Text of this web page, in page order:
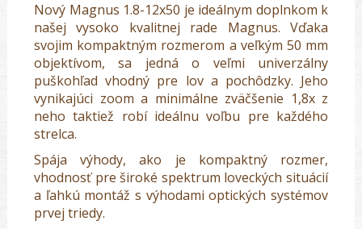
Nový Magnus 1.8-12x50 je ideálnym doplnkom k
našej vysoko kvalitnej rade Magnus. Vďaka
svojim kompaktným rozmerom a veľkým 50 mm
objektívom, sa jedná o veľmi univerzálny
puškohľad vhodný pre lov a pochôdzky. Jeho
vynikajúci zoom a minimálne zväčšenie 1,8x z
neho taktiež robí ideálnu voľbu pre každého
strelca.
Spája výhody, ako je kompaktný rozmer,
vhodnosť pre široké spektrum loveckých situácií
a ľahkú montáž s výhodami optických systémov
prvej triedy.